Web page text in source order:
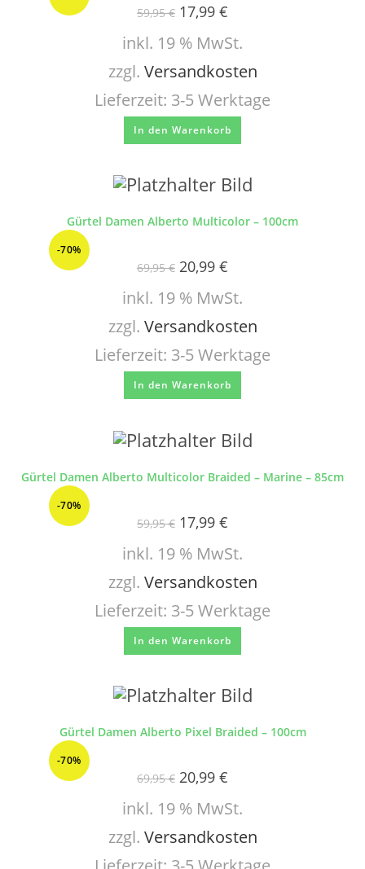
59,95€ 17,99 €
inkl. 19 % MwSt.
zzgl. Versandkosten
Lieferzeit: 3-5 Werktage
In den Warenkorb
-70%
Gürtel Damen Alberto Multicolor – 100cm
69,95€ 20,99 €
inkl. 19 % MwSt.
zzgl. Versandkosten
Lieferzeit: 3-5 Werktage
In den Warenkorb
-70%
Gürtel Damen Alberto Multicolor Braided – Marine – 85cm
59,95€ 17,99 €
inkl. 19 % MwSt.
zzgl. Versandkosten
Lieferzeit: 3-5 Werktage
In den Warenkorb
-70%
Gürtel Damen Alberto Pixel Braided – 100cm
69,95€ 20,99 €
inkl. 19 % MwSt.
zzgl. Versandkosten